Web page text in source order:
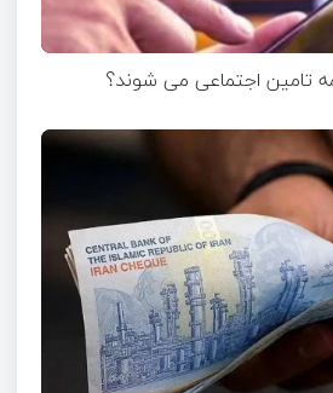
تامین اجتماعی می شوند؟